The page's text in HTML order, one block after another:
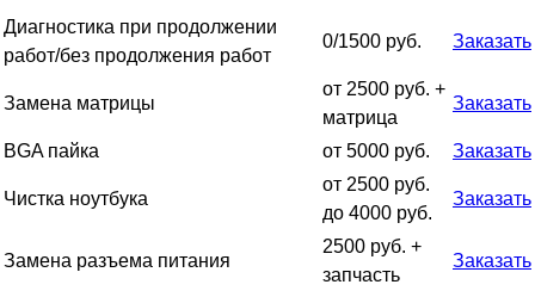
Диагностика при продолжении
работ/без продолжения работ
0/1500 руб. Заказать
Замена матрицы
от 2500 руб. +
матрица
Заказать
BGA пайка от 5000 руб. Заказать
Чистка ноутбука
от 2500 руб.
до 4000 руб.
Заказать
Замена разъема питания
2500 руб. +
запчасть
Заказать